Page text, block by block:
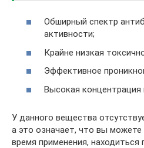
Обширный спектр
активности;
Крайне низкая
Эффективное
Высокая концентрация
У данного вещества
а это означает, что вы
время применения,